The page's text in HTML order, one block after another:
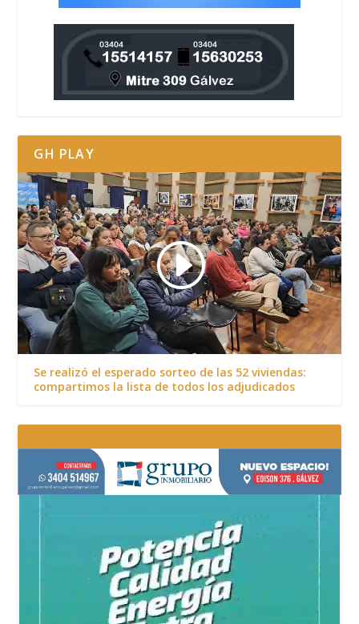
GH PLAY
Se realizó el esperado sorteo de las 52 viviendas:
compartimos la lista de todos los adjudicados